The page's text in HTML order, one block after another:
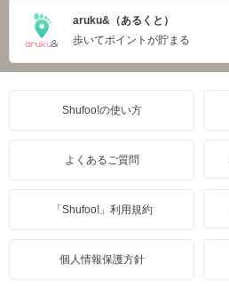
aruku&（あるくと）
歩いてポイントが貯まる
Shufoo!の使い方
よくあるご質問
「Shufoo!」利用規約
個人情報保護方針